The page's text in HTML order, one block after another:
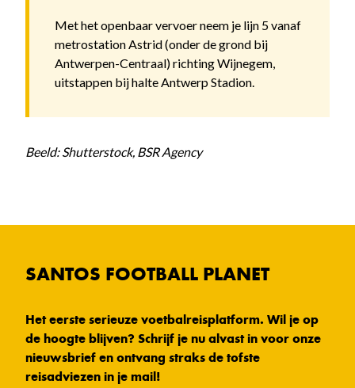
Met het openbaar vervoer neem je lijn 5 vanaf
metrostation Astrid (onder de grond bij
Antwerpen-Centraal) richting Wijnegem,
uitstappen bij halte Antwerp Stadion.
Beeld: Shutterstock, BSR Agency
SANTOS FOOTBALL PLANET
Het eerste serieuze voetbalreisplatform. Wil je op
de hoogte blijven? Schrijf je nu alvast in voor onze
nieuwsbrief en ontvang straks de tofste
reisadviezen in je mail!